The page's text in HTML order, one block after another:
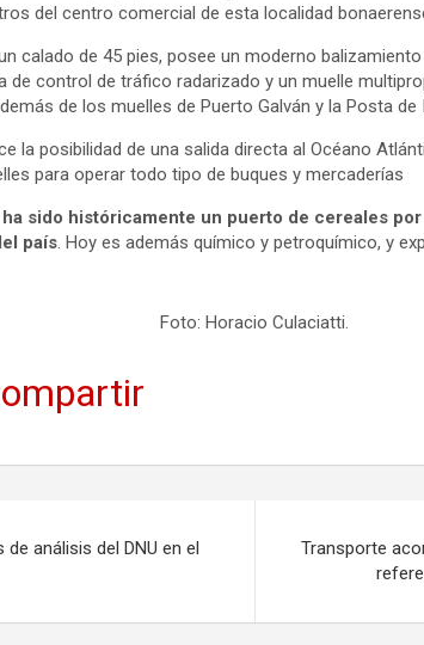
del centro comercial de esta localidad
calado de 45 pies, posee un moderno
de control de tráfico radarizado y un muelle
de los muelles de Puerto Galván y la Posta de
la posibilidad de una salida directa al Océano
para operar todo tipo de buques y mercaderías
ha sido históricamente un puerto de cereales
país. Hoy es además químico y petroquímico, y
Foto: Horacio Culaciatti.
análisis del DNU en el
Transporte